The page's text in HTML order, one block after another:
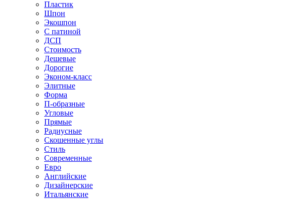
Пластик
Шпон
Экошпон
С патиной
ДСП
Стоимость
Дешевые
Дорогие
Эконом-класс
Элитные
Форма
П-образные
Угловые
Прямые
Радиусные
Скошенные углы
Стиль
Современные
Евро
Английские
Дизайнерские
Итальянские